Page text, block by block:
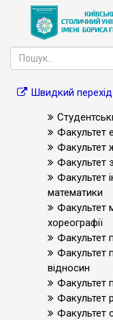
Швидкий перехід
Факультет
Факультет
Факультет
Факультет
математики
Факультет
хореографії
Факультет
Факультет
відносин
Факультет
Факультет
Факультет